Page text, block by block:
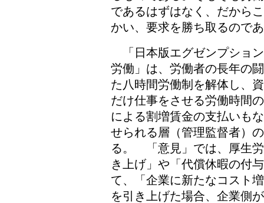
であるはずはなく、だから
かい、要求を勝ち取るので
「日本版エグゼンプショ
労働」は、労働者の長年の
た八時間労働制を解体し、
だけ仕事をさせる労働時間
による割増賃金の支払いも
せられる層（管理監督者）
る。 「意見」では、厚生
き上げ」や「代償休暇の付
て、「企業に新たなコスト
を引き上げた場合、企業側